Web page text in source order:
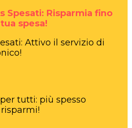
Spesati: Risparmia fino
spesa!
Attivo il servizio di
tutti: più spesso